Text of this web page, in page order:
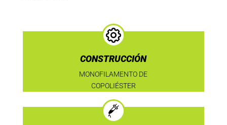
CONSTRUCCIÓN
MONOFILAMENTO DE
COPOLIÉSTER